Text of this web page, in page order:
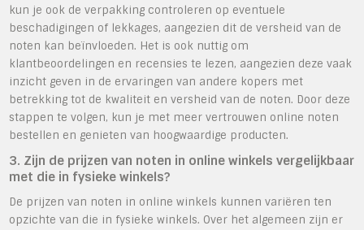
kun je ook de verpakking controleren op eventuele
beschadigingen of lekkages, aangezien dit de versheid van de
noten kan beïnvloeden. Het is ook nuttig om
klantbeoordelingen en recensies te lezen, aangezien deze vaak
inzicht geven in de ervaringen van andere kopers met
betrekking tot de kwaliteit en versheid van de noten. Door deze
stappen te volgen, kun je met meer vertrouwen online noten
bestellen en genieten van hoogwaardige producten.
3. Zijn de prijzen van noten in online winkels vergelijkbaar
met die in fysieke winkels?
De prijzen van noten in online winkels kunnen variëren ten
opzichte van die in fysieke winkels. Over het algemeen zijn er